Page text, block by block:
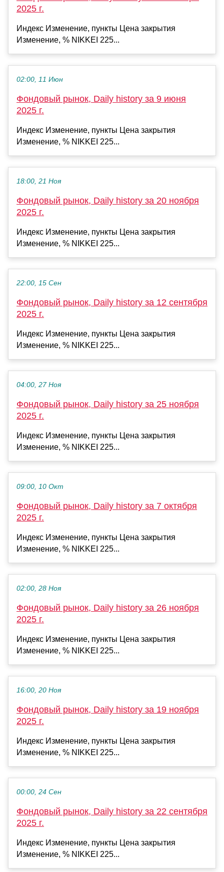
2025 г.
Индекс Изменение, пункты Цена закрытия
Изменение, % NIKKEI 225...
02:00, 11 Июн
Фондовый рынок, Daily history за 9 июня
2025 г.
Индекс Изменение, пункты Цена закрытия
Изменение, % NIKKEI 225...
18:00, 21 Ноя
Фондовый рынок, Daily history за 20 ноября
2025 г.
Индекс Изменение, пункты Цена закрытия
Изменение, % NIKKEI 225...
22:00, 15 Сен
Фондовый рынок, Daily history за 12 сентября
2025 г.
Индекс Изменение, пункты Цена закрытия
Изменение, % NIKKEI 225...
04:00, 27 Ноя
Фондовый рынок, Daily history за 25 ноября
2025 г.
Индекс Изменение, пункты Цена закрытия
Изменение, % NIKKEI 225...
09:00, 10 Окт
Фондовый рынок, Daily history за 7 октября
2025 г.
Индекс Изменение, пункты Цена закрытия
Изменение, % NIKKEI 225...
02:00, 28 Ноя
Фондовый рынок, Daily history за 26 ноября
2025 г.
Индекс Изменение, пункты Цена закрытия
Изменение, % NIKKEI 225...
16:00, 20 Ноя
Фондовый рынок, Daily history за 19 ноября
2025 г.
Индекс Изменение, пункты Цена закрытия
Изменение, % NIKKEI 225...
00:00, 24 Сен
Фондовый рынок, Daily history за 22 сентября
2025 г.
Индекс Изменение, пункты Цена закрытия
Изменение, % NIKKEI 225...